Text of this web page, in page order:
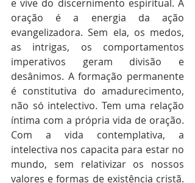
e vive do discernimento espiritual. A
oração é a energia da ação
evangelizadora. Sem ela, os medos,
as intrigas, os comportamentos
imperativos geram divisão e
desânimos. A formação permanente
é constitutiva do amadurecimento,
não só intelectivo. Tem uma relação
íntima com a própria vida de oração.
Com a vida contemplativa, a
intelectiva nos capacita para estar no
mundo, sem relativizar os nossos
valores e formas de existência cristã.